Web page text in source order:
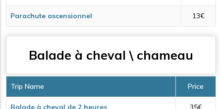
Parachute ascensionnel 13€
Balade à cheval \ chameau
Trip Name Price
Balade à cheval de 2 heures 35€